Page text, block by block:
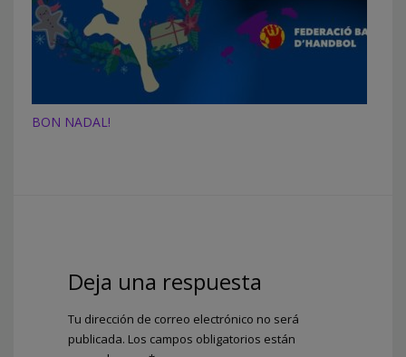
BON NADAL!
Deja una respuesta
Tu dirección de correo electrónico no será
publicada. Los campos obligatorios están